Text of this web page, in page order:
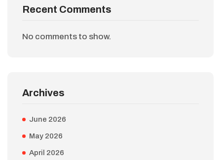
Recent Comments
No comments to show.
Archives
June 2026
May 2026
April 2026